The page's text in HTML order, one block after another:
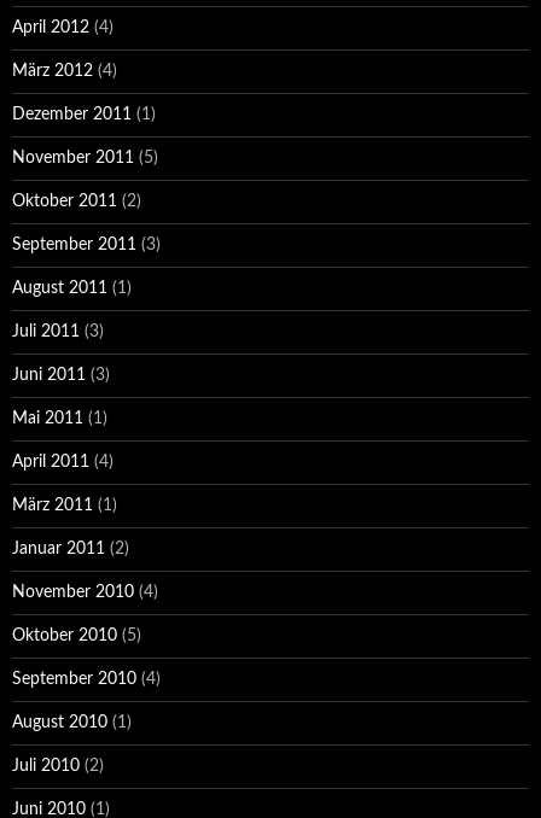
April 2012 (4)
März 2012 (4)
Dezember 2011 (1)
November 2011 (5)
Oktober 2011 (2)
September 2011 (3)
August 2011 (1)
Juli 2011 (3)
Juni 2011 (3)
Mai 2011 (1)
April 2011 (4)
März 2011 (1)
Januar 2011 (2)
November 2010 (4)
Oktober 2010 (5)
September 2010 (4)
August 2010 (1)
Juli 2010 (2)
Juni 2010 (1)